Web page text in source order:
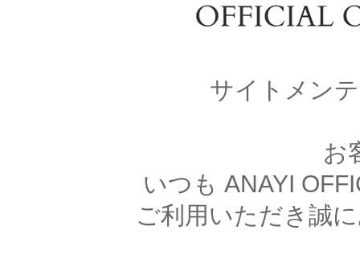
サイトメン
お
いつも ANAYI
ご利用いただき誠